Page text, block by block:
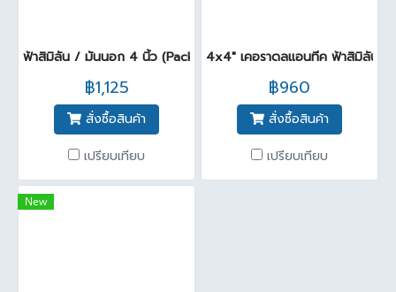
ฟ้าสิมิลัน / มันนอก 4 นิ้ว (Pack 25)
฿1,125
สั่งซื้อสินค้า
เปรียบเทียบ
4x4" เคอราดลแอนทีค ฟ้าสิมิลัน
฿960
สั่งซื้อสินค้า
เปรียบเทียบ
New